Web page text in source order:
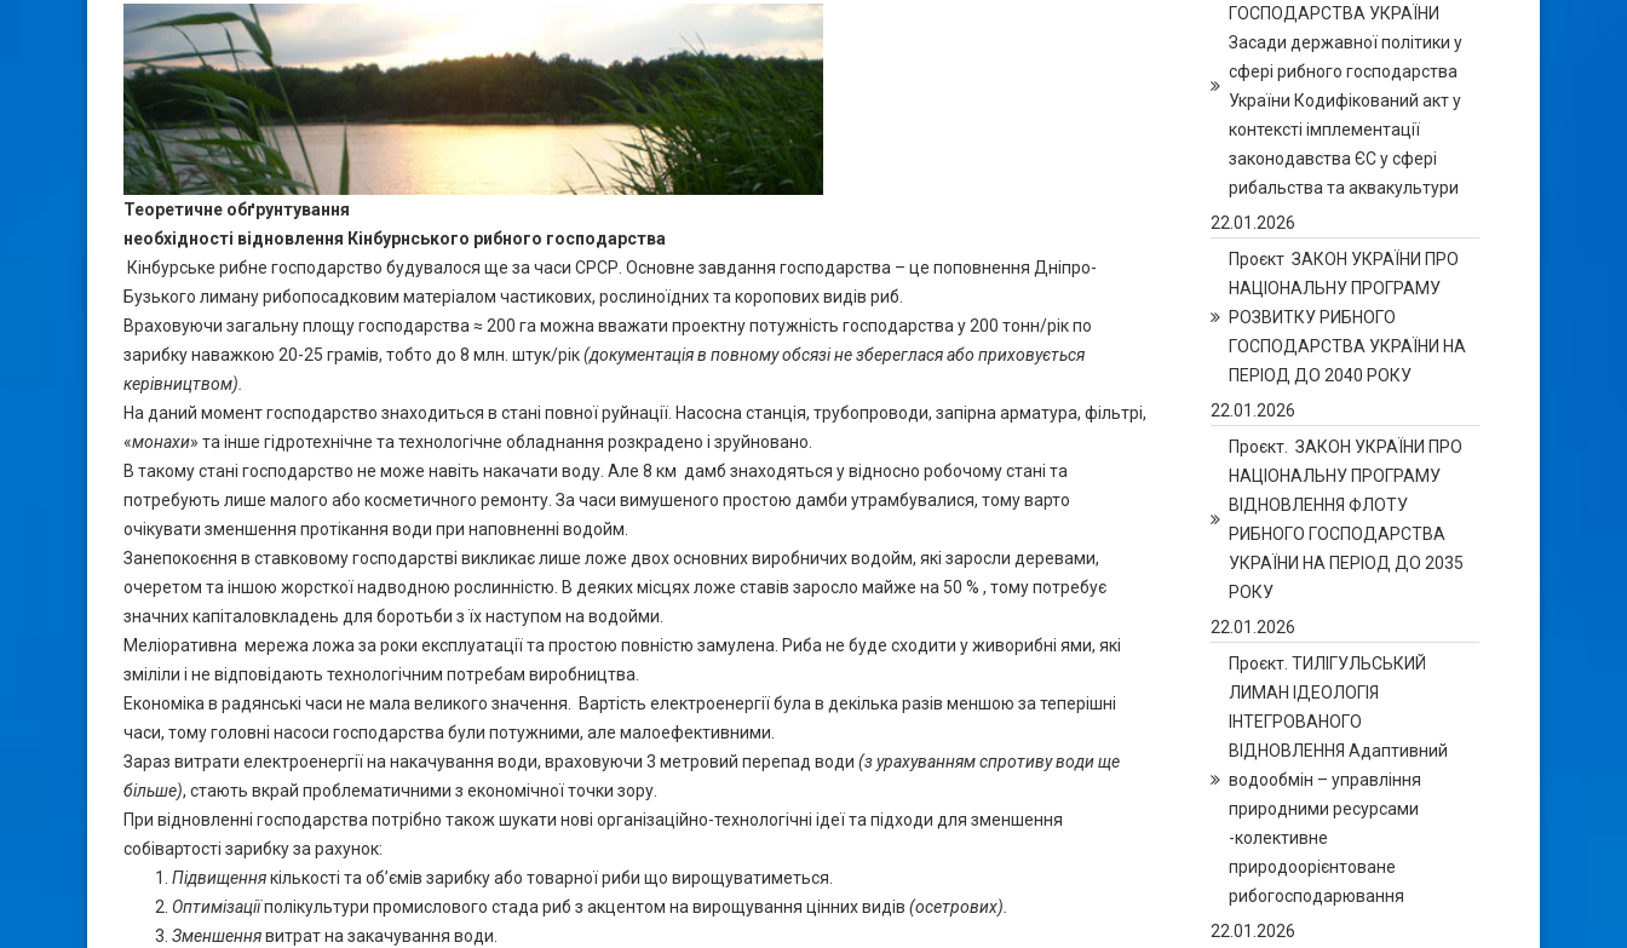
Теоретичне обґрунтування
необхідності відновлення Кінбурнського рибного господарства
Кінбурське рибне господарство будувалося ще за часи СРСР. Основне завдання господарства – це поповнення Дніпро-
Бузького лиману рибопосадковим матеріалом частикових, рослиноїдних та коропових видів риб.
Враховуючи загальну площу господарства ≈ 200 га можна вважати проектну потужність господарства у 200 тонн/рік по
зарибку наважкою 20-25 грамів, тобто до 8 млн. штук/рік(документація в повному обсязі не збереглася або приховується
керівництвом).
На даний момент господарство знаходиться в стані повної руйнації. Насосна станція, трубопроводи, запірна арматура, фільтрі,
«монахи» та інше гідротехнічне та технологічне обладнання розкрадено і зруйновано.
В такому стані господарство не може навіть накачати воду. Але 8 км дамб знаходяться у відносно робочому стані та
потребують лише малого або косметичного ремонту. За часи вимушеного простою дамби утрамбувалися, тому варто
очікувати зменшення протікання води при наповненні водойм.
Занепокоєння в ставковому господарстві викликає лише ложе двох основних виробничих водойм, які заросли деревами,
очеретом та іншою жорсткої надводною рослинністю. В деяких місцях ложе ставів заросло майже на 50 % , тому потребує
значних капіталовкладень для боротьби з їх наступом на водойми.
Меліоративна мережа ложа за роки експлуатації та простою повністю замулена. Риба не буде сходити у живорибні ями, які
зміліли і не відповідають технологічним потребам виробництва.
Економіка в радянські часи не мала великого значення. Вартість електроенергії була в декілька разів меншою за теперішні
часи, тому головні насоси господарства були потужними, але малоефективними.
Зараз витрати електроенергії на накачування води, враховуючи 3 метровий перепад води (з урахуванням спротиву води ще
більше), стають вкрай проблематичними з економічної точки зору.
При відновленні господарства потрібно також шукати нові організаційно-технологічні ідеї та підходи для зменшення
собівартості зарибку за рахунок:
Підвищеннякількості та об’ємів зарибку або товарної риби що вирощуватиметься.
Оптимізаціїполікультури промислового стада риб з акцентом на вирощування цінних видів (осетрових).
Зменшеннявитрат на закачування води.
ГОСПОДАРСТВА УКРАЇНИ
Засади державної політики у
сфері рибного господарства
України Кодифікований акт у
контексті імплементації
законодавства ЄС у сфері
рибальства та аквакультури
22.01.2026
Проєкт ЗАКОН УКРАЇНИ ПРО
НАЦІОНАЛЬНУ ПРОГРАМУ
РОЗВИТКУ РИБНОГО
ГОСПОДАРСТВА УКРАЇНИ НА
ПЕРІОД ДО 2040 РОКУ
22.01.2026
Проєкт. ЗАКОН УКРАЇНИ ПРО
НАЦІОНАЛЬНУ ПРОГРАМУ
ВІДНОВЛЕННЯ ФЛОТУ
РИБНОГО ГОСПОДАРСТВА
УКРАЇНИ НА ПЕРІОД ДО 2035
РОКУ
22.01.2026
Проєкт. ТИЛІГУЛЬСЬКИЙ
ЛИМАН ІДЕОЛОГІЯ
ІНТЕГРОВАНОГО
ВІДНОВЛЕННЯ Адаптивний
водообмін – управління
природними ресурсами
-колективне
природоорієнтоване
рибогосподарювання
22.01.2026